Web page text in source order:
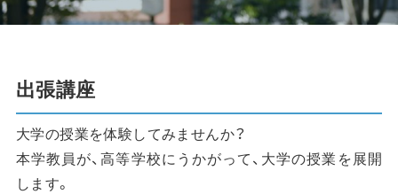
出張講座
大学の授業を体験してみませんか？
本学教員が、高等学校にうかがって、大学の授業を展開
します。